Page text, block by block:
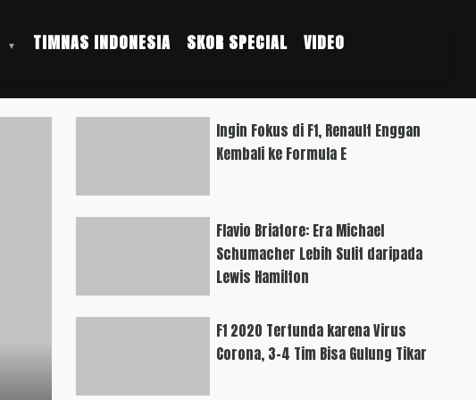
TIMNAS INDONESIA SKOR SPECIAL VIDEO
Ingin Fokus di F1, Renault Enggan
Kembali ke Formula E
Flavio Briatore: Era Michael
Schumacher Lebih Sulit daripada
Lewis Hamilton
F1 2020 Tertunda karena Virus
Corona, 3-4 Tim Bisa Gulung Tikar